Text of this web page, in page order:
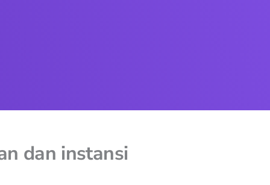
dan instansi